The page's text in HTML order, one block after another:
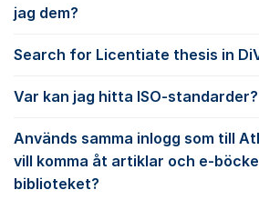
jag dem?
Search for Licentiate thesis in
Var kan jag hitta ISO-standarder?
Används samma inlogg som till
vill komma åt artiklar och e-
biblioteket?